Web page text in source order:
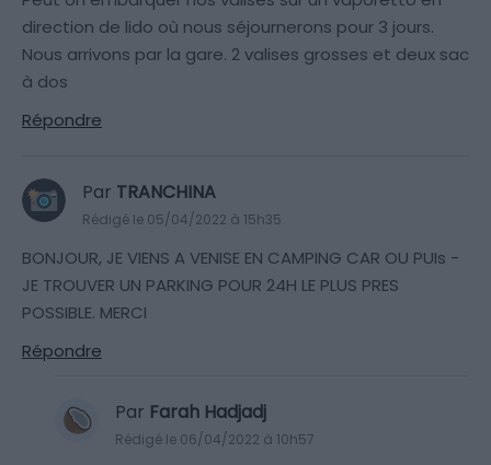
direction de lido où nous séjournerons pour 3 jours.
Nous arrivons par la gare. 2 valises grosses et deux sac
à dos
Répondre
Par TRANCHINA
Rédigé le 05/04/2022 à 15h35
BONJOUR, JE VIENS A VENISE EN CAMPING CAR OU PUIs -
JE TROUVER UN PARKING POUR 24H LE PLUS PRES
POSSIBLE. MERCI
Répondre
Par Farah Hadjadj
Rédigé le 06/04/2022 à 10h57